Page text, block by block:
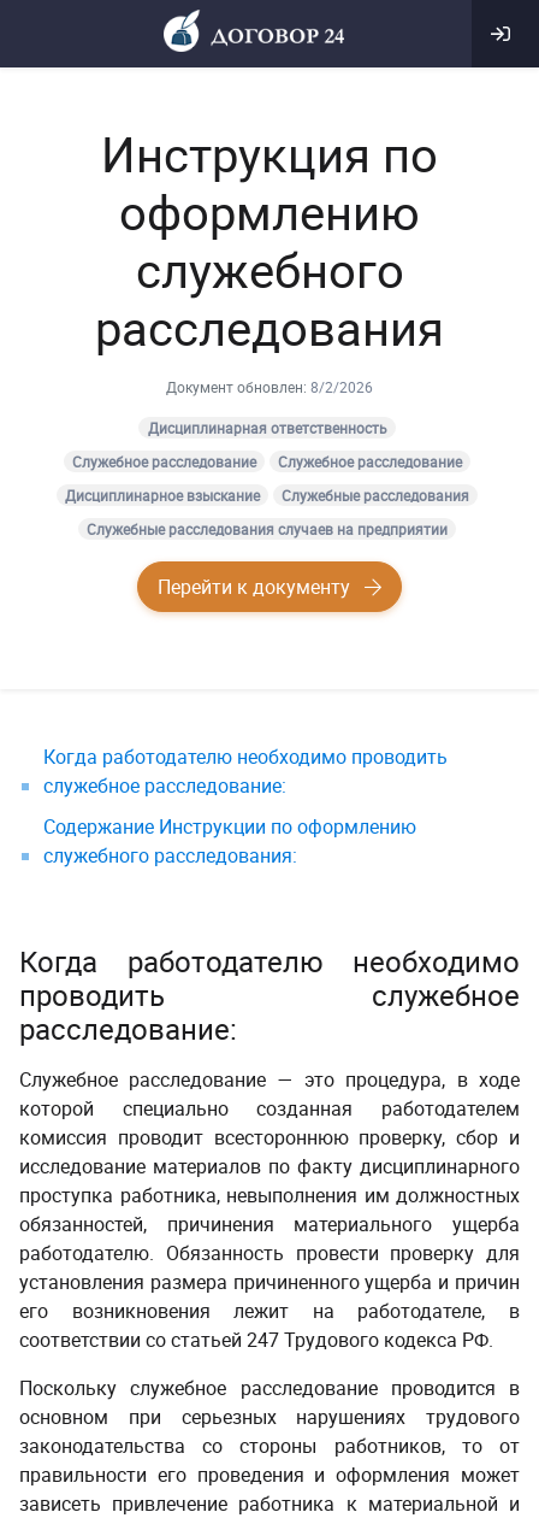
Инструкция по
оформлению
служебного
расследования
Документ обновлен: 8/2/2026
Дисциплинарная ответственность
Служебное расследование
Служебное расследование
Дисциплинарное взыскание
Служебные расследования
Служебные расследования случаев на предприятии
Перейти к документу
Когда работодателю необходимо проводить
служебное расследование:
Содержание Инструкции по оформлению
служебного расследования:
Когда работодателю необходимо
проводить служебное
расследование:
Служебное расследование — это процедура, в ходе
которой специально созданная работодателем
комиссия проводит всестороннюю проверку, сбор и
исследование материалов по факту дисциплинарного
проступка работника, невыполнения им должностных
обязанностей, причинения материального ущерба
работодателю. Обязанность провести проверку для
установления размера причиненного ущерба и причин
его возникновения лежит на работодателе, в
соответствии со статьей 247 Трудового кодекса РФ.
Поскольку служебное расследование проводится в
основном при серьезных нарушениях трудового
законодательства со стороны работников, то от
правильности его проведения и оформления может
зависеть привлечение работника к материальной и